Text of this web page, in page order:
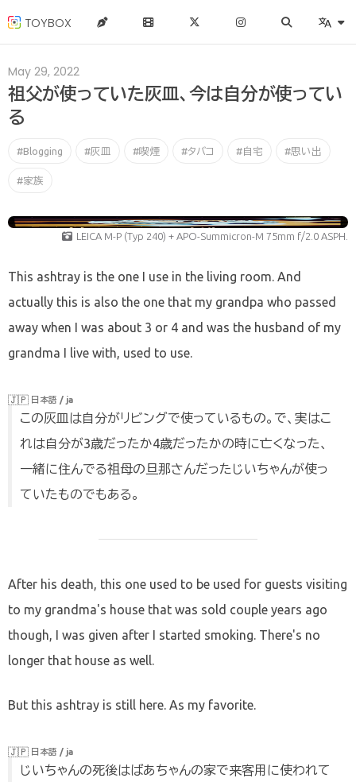
TOYBOX
May 29, 2022
祖父が使っていた灰皿、今は自分が使ってい
る
#Blogging #灰皿 #喫煙 #タバコ #自宅 #思い出
#家族
LEICA M-P (Typ 240) + APO-Summicron-M 75mm f/2.0 ASPH.
This ashtray is the one I use in the living room. And
actually this is also the one that my grandpa who passed
away when I was about 3 or 4 and was the husband of my
grandma I live with, used to use.
🇯🇵 日本語 / ja
この灰皿は自分がリビングで使っているもの。で、実はこ
れは自分が3歳だったか4歳だったかの時に亡くなった、
一緒に住んでる祖母の旦那さんだったじいちゃんが使っ
ていたものでもある。
After his death, this one used to be used for guests visiting
to my grandma's house that was sold couple years ago
though, I was given after I started smoking. There's no
longer that house as well.
But this ashtray is still here. As my favorite.
🇯🇵 日本語 / ja
じいちゃんの死後はばあちゃんの家で来客用に使われて